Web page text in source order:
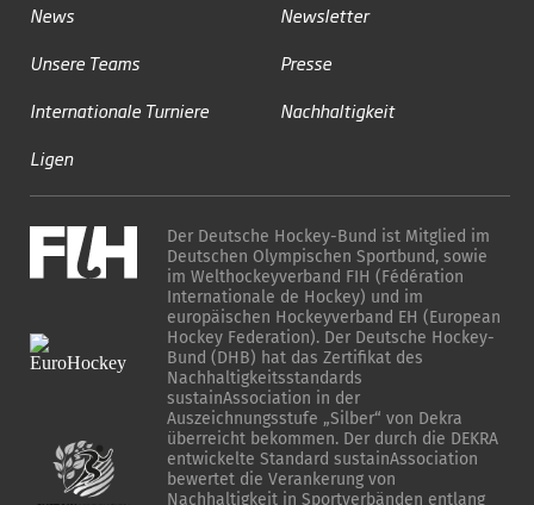
News
Unsere Teams
Internationale Turniere
Ligen
Newsletter
Presse
Nachhaltigkeit
Der Deutsche Hockey-Bund ist Mitglied im
Deutschen Olympischen Sportbund, sowie
im Welthockeyverband FIH (Fédération
Internationale de Hockey) und im
europäischen Hockeyverband EH (European
Hockey Federation). Der Deutsche Hockey-
Bund (DHB) hat das Zertifikat des
Nachhaltigkeitsstandards
sustainAssociation in der
Auszeichnungsstufe „Silber“ von Dekra
überreicht bekommen. Der durch die DEKRA
entwickelte Standard sustainAssociation
bewertet die Verankerung von
Nachhaltigkeit in Sportverbänden entlang